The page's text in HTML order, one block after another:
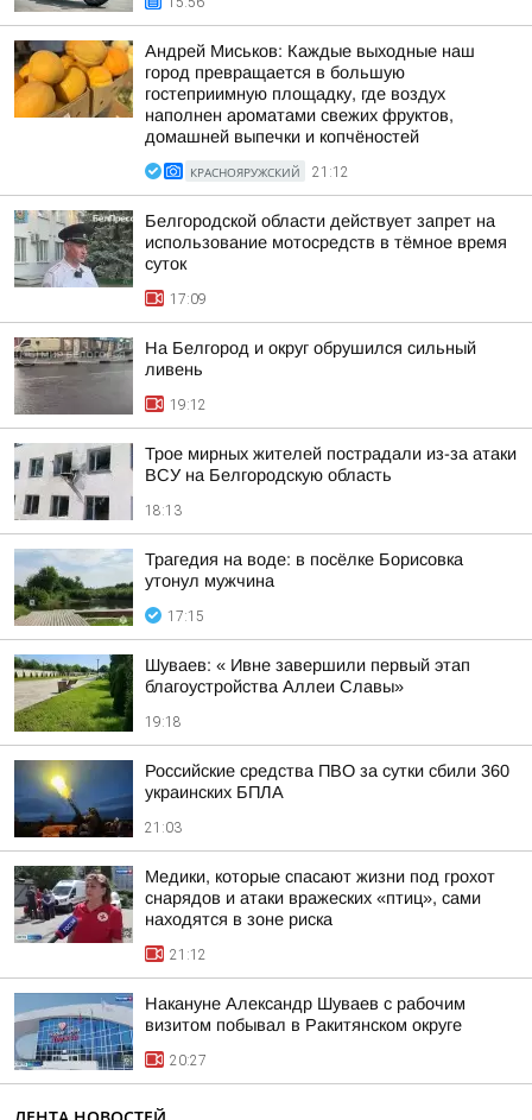
Андрей Миськов: Каждые выходные наш
город превращается в большую
гостеприимную площадку, где воздух
наполнен ароматами свежих фруктов,
домашней выпечки и копчёностей
КРАСНОЯРУЖСКИЙ 21:12
Белгородской области действует запрет на
использование мотосредств в тёмное время
суток
17:09
На Белгород и округ обрушился сильный
ливень
19:12
Трое мирных жителей пострадали из-за атаки
ВСУ на Белгородскую область
18:13
Трагедия на воде: в посёлке Борисовка
утонул мужчина
17:15
Шуваев: « Ивне завершили первый этап
благоустройства Аллеи Славы»
19:18
Российские средства ПВО за сутки сбили 360
украинских БПЛА
21:03
Медики, которые спасают жизни под грохот
снарядов и атаки вражеских «птиц», сами
находятся в зоне риска
21:12
Накануне Александр Шуваев с рабочим
визитом побывал в Ракитянском округе
20:27